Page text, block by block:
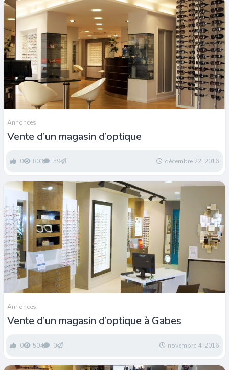
Annonces
Vente d’un magasin d’optique
0 803 59 décembre 22, 2016
Annonces
Vente d’un magasin d’optique à Gabes
0 504 0 novembre 4, 2016